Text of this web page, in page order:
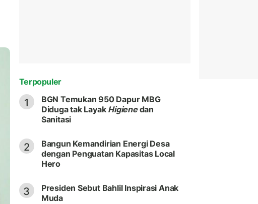
Terpopuler
1
BGN Temukan 950 Dapur MBG
Diduga tak Layak Higienedan
Sanitasi
2
Bangun Kemandirian Energi Desa
dengan Penguatan Kapasitas Local
Hero
3
Presiden Sebut Bahlil Inspirasi Anak
Muda